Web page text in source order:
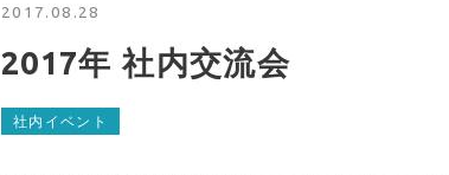
2017年 社内交流会
2017.08.28
社内イベント